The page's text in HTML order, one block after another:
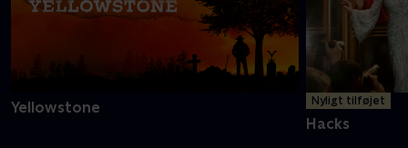
Yellowstone Nyligt tilføjet
Hacks